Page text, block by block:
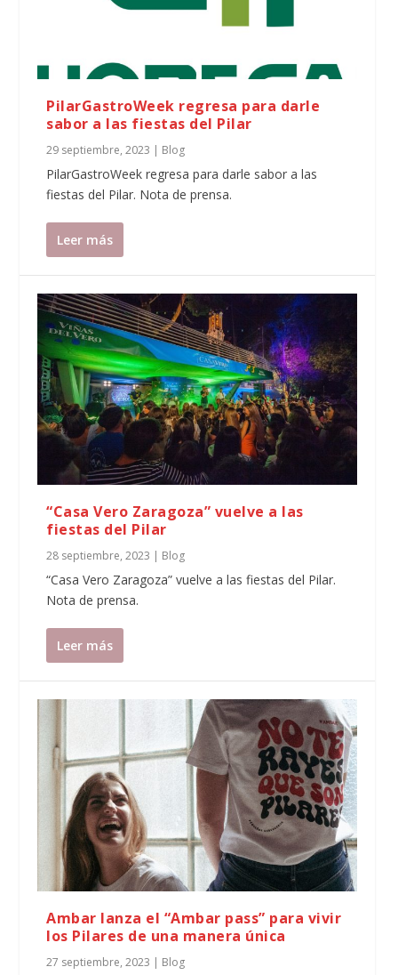
PilarGastroWeek regresa para darle
sabor a las fiestas del Pilar
29 septiembre, 2023 | Blog
PilarGastroWeek regresa para darle sabor a las
fiestas del Pilar. Nota de prensa.
Leer más
“Casa Vero Zaragoza” vuelve a las
fiestas del Pilar
28 septiembre, 2023 | Blog
“Casa Vero Zaragoza” vuelve a las fiestas del Pilar.
Nota de prensa.
Leer más
Ambar lanza el “Ambar pass” para vivir
los Pilares de una manera única
27 septiembre, 2023 | Blog